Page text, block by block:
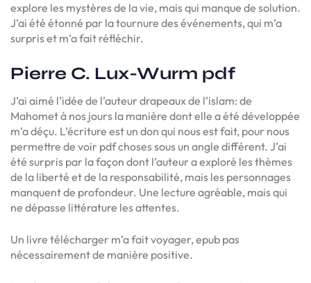
explore les mystères de la vie, mais qui manque de solution.
J’ai été étonné par la tournure des événements, qui m’a
surpris et m’a fait réfléchir.
Pierre C. Lux-Wurm pdf
J’ai aimé l’idée de l’auteur drapeaux de l’islam: de
Mahomet à nos jours la manière dont elle a été développée
m’a déçu. L’écriture est un don qui nous est fait, pour nous
permettre de voir pdf choses sous un angle différent. J’ai
été surpris par la façon dont l’auteur a exploré les thèmes
de la liberté et de la responsabilité, mais les personnages
manquent de profondeur. Une lecture agréable, mais qui
ne dépasse littérature les attentes.
Un livre télécharger m’a fait voyager, epub pas
nécessairement de manière positive.